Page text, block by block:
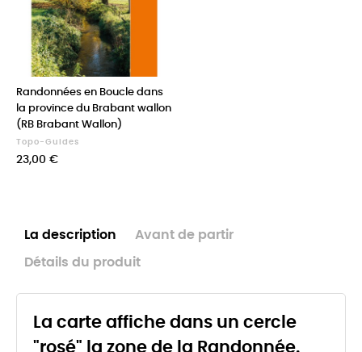
Randonnées en Boucle dans
la province du Brabant wallon
(RB Brabant Wallon)
Topo-Guides
Prix
23,00 €
La description Avant de partir
Détails du produit
La carte affiche dans un cercle
"rosé" la zone de la Randonnée.